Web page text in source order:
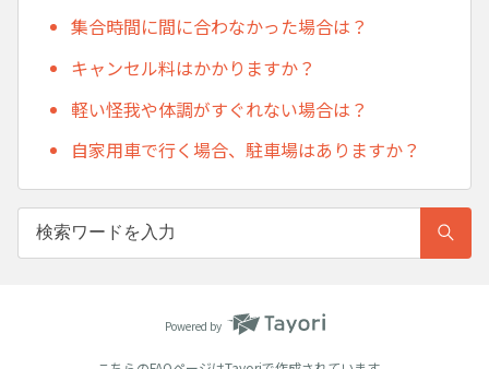
集合時間に間に合わなかった場合は？
キャンセル料はかかりますか？
軽い怪我や体調がすぐれない場合は？
自家用車で行く場合、駐車場はありますか？
Powered by